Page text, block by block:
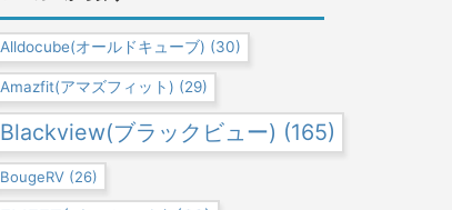
Alldocube(オールドキューブ) (30)
Amazfit(アマズフィット) (29)
Blackview(ブラックビュー) (165)
BougeRV (26)